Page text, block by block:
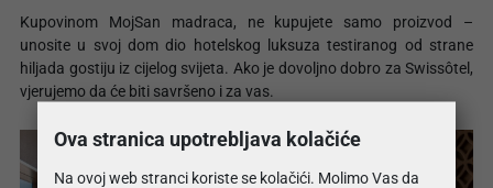
Kupovinom MojSan madraca, ne kupujete samo proizvod –
unosite u svoj dom dio hotelskog luksuza testiranog od strane
hiljada gostiju iz cijelog svijeta. Ako je dovoljno dobro za Swissôtel,
vjerujemo da će biti savršeno i za vas.
Ova stranica upotrebljava kolačiće
Na ovoj web stranci koriste se kolačići. Molimo Vas da